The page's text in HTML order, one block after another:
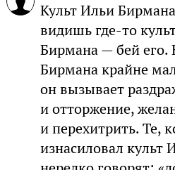
Культ Ильи
видишь где-то
Бирмана — бей его.
Бирмана крайне
он вызывает
и отторжение,
и перехитрить. Те,
изнасиловал культ